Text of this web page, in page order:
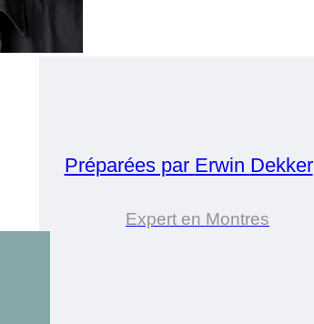
Préparées par Erwin Dekker
Expert en Montres